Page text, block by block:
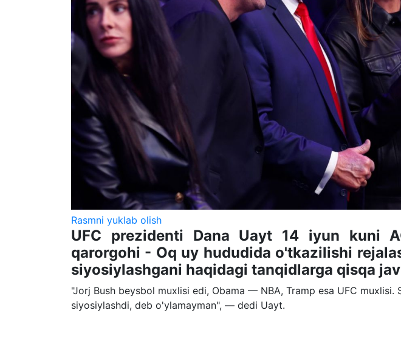
Rasmni yuklab olish
UFC prezidenti Dana Uayt 14 iyun kuni
qarorgohi - Oq uy hududida o'tkazilishi
siyosiylashgani haqidagi tanqidlarga qisqa
"Jorj Bush beysbol muxlisi edi, Obama — NBA, Tramp esa UFC
siyosiylashdi, deb o'ylamayman", — dedi Uayt.